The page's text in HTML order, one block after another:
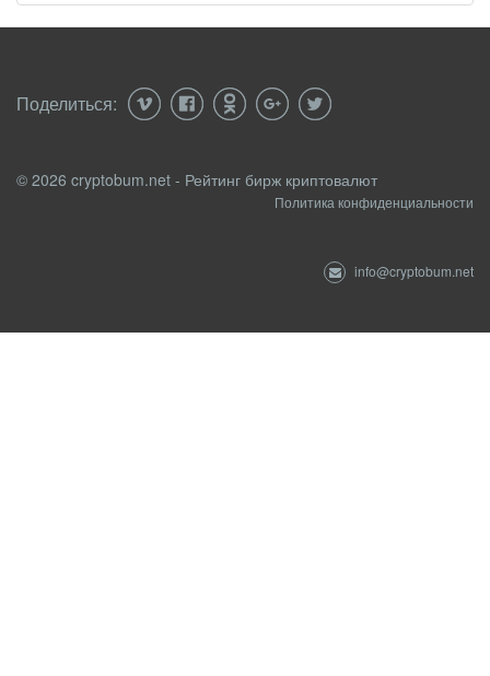
Поделиться:
© 2026 cryptobum.net - Рейтинг бирж криптовалют
Политика конфиденциальности
info@cryptobum.net